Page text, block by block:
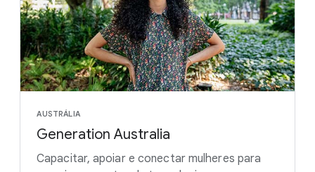
AUSTRÁLIA
Generation Australia
Capacitar, apoiar e conectar mulheres para